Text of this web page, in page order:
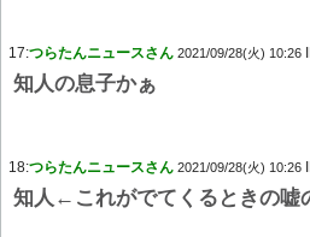
17:つらたんニュースさん 2021/09/28(火) 10:26
知人の息子かぁ
18:つらたんニュースさん 2021/09/28(火) 10:26
知人←これがでてくるときの嘘